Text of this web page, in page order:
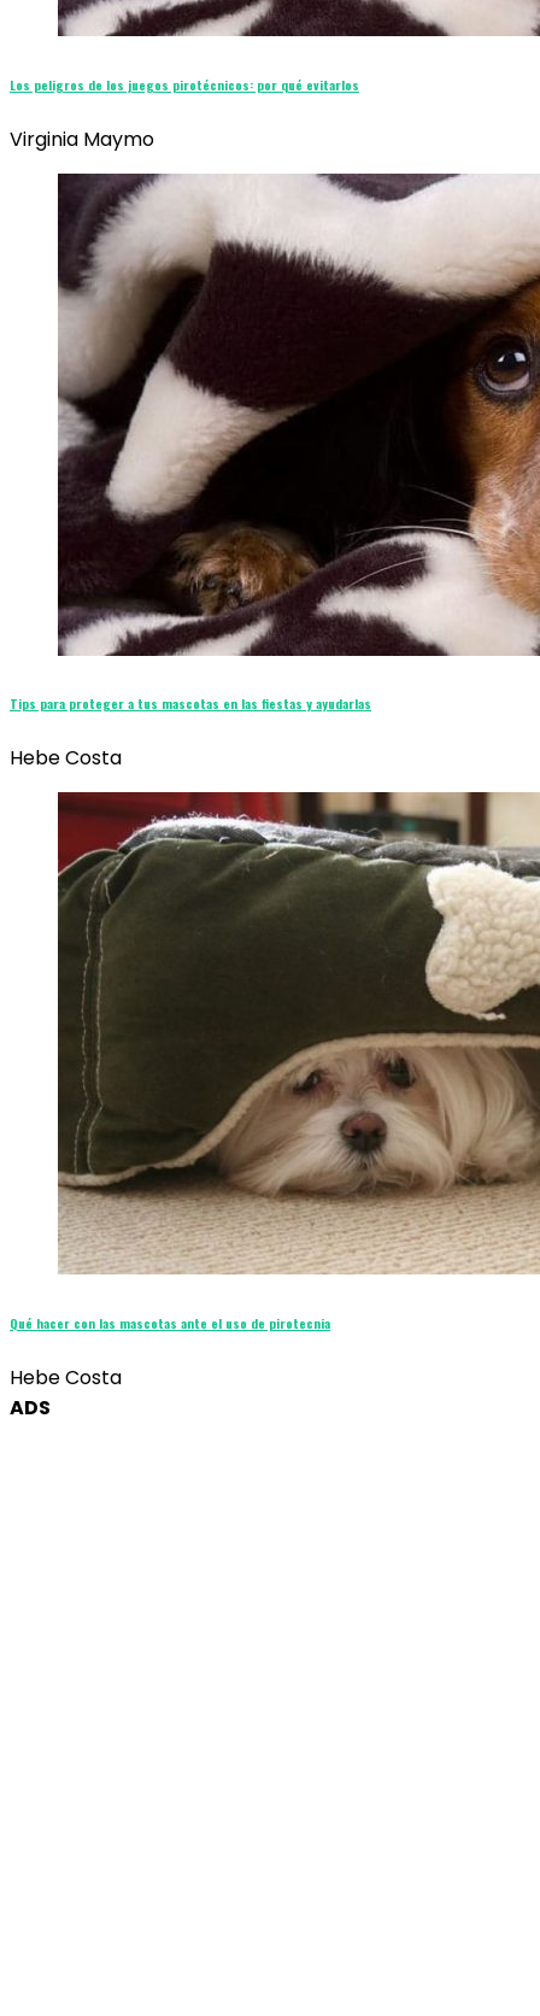
Los peligros de los juegos pirotécnicos: por qué evitarlos
Virginia Maymo
Tips para proteger a tus mascotas en las fiestas y ayudarlas
Hebe Costa
Qué hacer con las mascotas ante el uso de pirotecnia
Hebe Costa
ADS